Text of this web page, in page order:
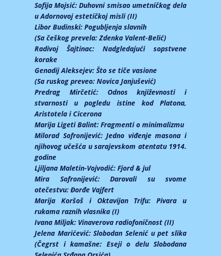
Sofija Mojsić:Duhovni smisao umetničkog dela
u Adornovoj estetičkoj misli (II)
Libor Budinski: Pogubljenja slavnih
(Sa češkog prevela: Zdenka Valent-Belić)
Radivoj Šajtinac: Nadgledajući sopstvene
korake
Genadij Aleksejev: Što se tiče vasione
(Sa ruskog preveo: Novica Janjušević)
Predrag Mirčetić: Odnos književnosti i
stvarnosti u pogledu istine kod Platona,
Aristotela i Cicerona
Marija Ligeti Balint: Fragmenti o minimalizmu
Milorad Sofronijević:Jedno viđenje masona i
njihovog učešća u sarajevskom atentatu 1914.
godine
Ljiljana Maletin-Vojvodić: Fjord & jul
Mira Sofronijević: Darovali su svome
otečestvu: Đorđe Vajfert
Marija Koršoš i Oktavijan Trifu:Pivara u
rukama raznih vlasnika (I)
Ivana Miljak: Vinaverova radiofoničnost (II)
Jelena Marićević:Slobodan Selenić u pet slika
(Čegrst i kamašne: Eseji o delu Slobodana